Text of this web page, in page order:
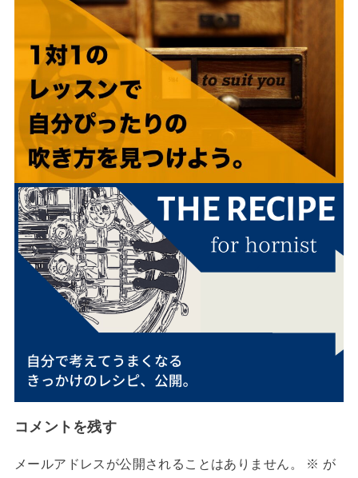
コメントを残す
メールアドレスが公開されることはありません。 ※ が